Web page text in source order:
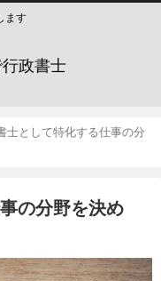
ます
政書士
士として特化する仕事の分
の分野を決め